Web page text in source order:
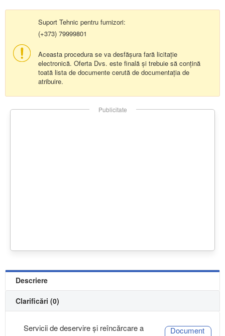
Suport Tehnic pentru furnizori:
(+373) 79999801
Aceasta procedura se va desfășura fară licitație
electronică. Oferta Dvs. este finală și trebuie să conțină
toată lista de documente cerută de documentația de
atribuire.
Publicitate
Descriere
Clarificări (0)
Servicii de deservire și reîncărcare a
Document